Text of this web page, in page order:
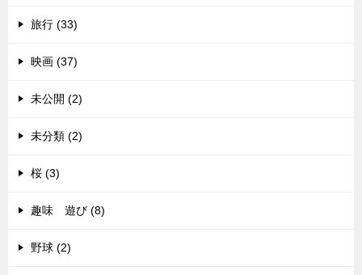
旅行 (33)
映画 (37)
未公開 (2)
未分類 (2)
桜 (3)
趣味 遊び (8)
野球 (2)